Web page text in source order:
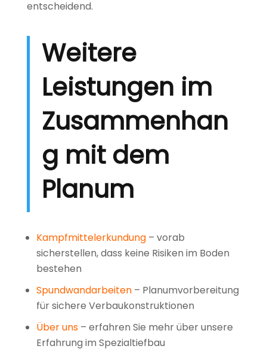
entscheidend.
Weitere
Leistungen im
Zusammenhan
g mit dem
Planum
Kampfmittelerkundung– vorab
sicherstellen, dass keine Risiken im Boden
bestehen
Spundwandarbeiten– Planumvorbereitung
für sichere Verbaukonstruktionen
Über uns– erfahren Sie mehr über unsere
Erfahrung im Spezialtiefbau